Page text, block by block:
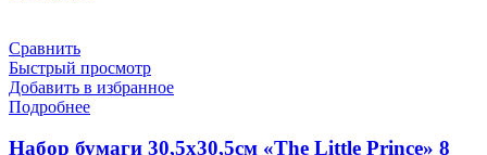
Сравнить
Быстрый просмотр
Добавить в избранное
Подробнее
Набор бумаги 30,5х30,5см «The Little Prince» 8